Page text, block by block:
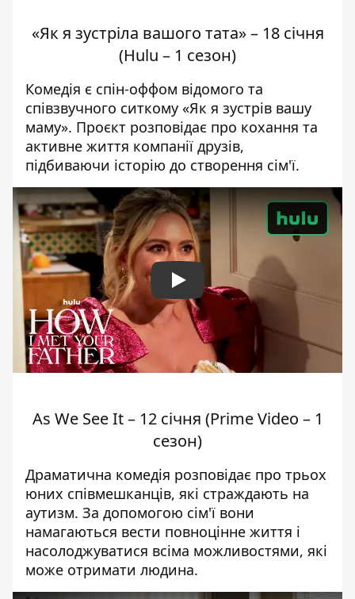
«Як я зустріла вашого тата» – 18 січня
(Hulu – 1 сезон)
Комедія є спін-оффом відомого та
співзвучного ситкому «Як я зустрів вашу
маму». Проєкт розповідає про кохання та
активне життя компанії друзів,
підбиваючи історію до створення сім'ї.
Play
As We See It – 12 січня (Prime Video – 1
сезон)
Драматична комедія розповідає про трьох
юних співмешканців, які страждають на
аутизм. За допомогою сім'ї вони
намагаються вести повноцінне життя і
насолоджуватися всіма можливостями, які
може отримати людина.